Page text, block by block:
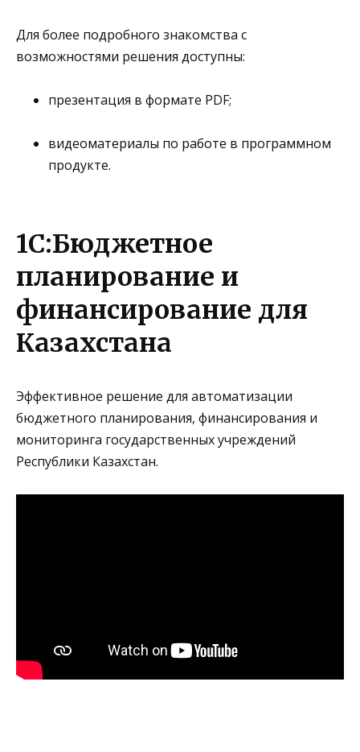
Для более подробного знакомства с
возможностями решения доступны:
презентация в формате PDF;
видеоматериалы по работе в программном
продукте.
1С:Бюджетное
планирование и
финансирование для
Казахстана
Эффективное решение для автоматизации
бюджетного планирования, финансирования и
мониторинга государственных учреждений
Республики Казахстан.